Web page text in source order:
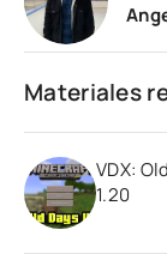
Materiales
VDX:
1.20